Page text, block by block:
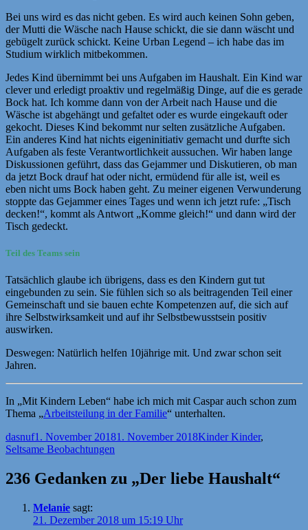
Bei uns wird es das nicht geben. Es wird auch keinen Sohn geben,
der Mutti die Wäsche nach Hause schickt, die sie dann wäscht und
gebügelt zurück schickt. Keine Urban Legend – ich habe das im
Studium wirklich mitbekommen.
Jedes Kind übernimmt bei uns Aufgaben im Haushalt. Ein Kind war
clever und erledigt proaktiv und regelmäßig Dinge, auf die es gerade
Bock hat. Ich komme dann von der Arbeit nach Hause und die
Wäsche ist abgehängt und gefaltet oder es wurde eingekauft oder
gekocht. Dieses Kind bekommt nur selten zusätzliche Aufgaben.
Ein anderes Kind hat nichts eigeninitiativ gemacht und durfte sich
Aufgaben als feste Verantwortlichkeit aussuchen. Wir haben lange
Diskussionen geführt, dass das Gejammer und Diskutieren, ob man
da jetzt Bock drauf hat oder nicht, ermüdend für alle ist, weil es
eben nicht ums Bock haben geht. Zu meiner eigenen Verwunderung
stoppte das Gejammer eines Tages und wenn ich jetzt rufe: „Tisch
decken!“, kommt als Antwort „Komme gleich!“ und dann wird der
Tisch gedeckt.
Teil des Teams sein
Tatsächlich glaube ich übrigens, dass es den Kindern gut tut
eingebunden zu sein. Sie fühlen sich so als beitragenden Teil einer
Gemeinschaft und sie bauen echte Kompetenzen auf, die sich auf
ihre Selbstwirksamkeit und auf ihr Selbstbewusstsein positiv
auswirken.
Deswegen: Natürlich helfen 10jährige mit. Und zwar schon seit
Jahren.
In „Mit Kindern Leben“ habe ich mich mit Caspar auch schon zum
Thema „Arbeitsteilung in der Familie“ unterhalten.
Autor
dasnufVeröffentlicht
am
1. November 20181. November 2018Kategorien
Kinder Kinder,
Seltsame Beobachtungen
236 Gedanken zu „Der liebe Haushalt“
Melanie sagt:
21. Dezember 2018 um 15:19 Uhr